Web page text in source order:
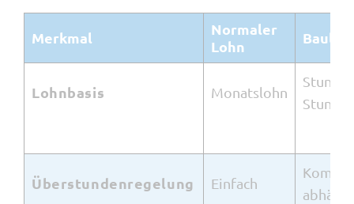
Merkmal
Normaler
Lohn
Lohnbasis Monatslohn
Überstundenregelung Einfach